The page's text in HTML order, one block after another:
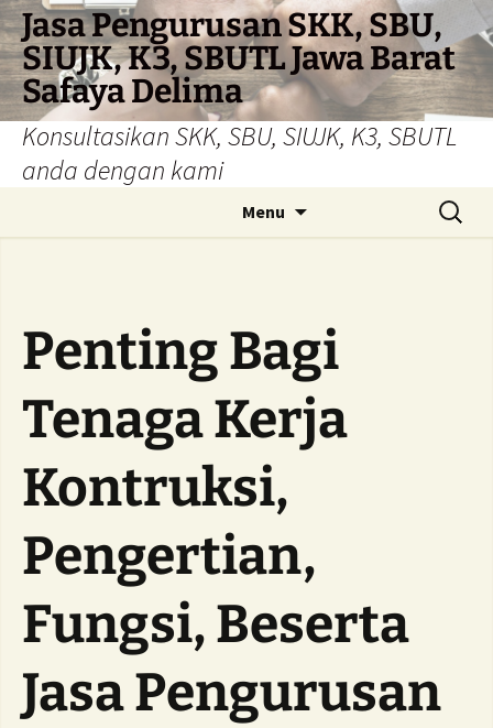
Skip
to
content
Jasa Pengurusan SKK, SBU,
SIUJK, K3, SBUTL Jawa Barat
Safaya Delima
Konsultasikan SKK, SBU, SIUJK, K3, SBUTL
anda dengan kami
Menu
Search
for:
Penting Bagi
Tenaga Kerja
Kontruksi,
Pengertian,
Fungsi, Beserta
Jasa Pengurusan